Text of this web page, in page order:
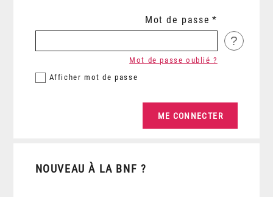
Mot de passe
?
Afficher mot de passe
Mot de passe oublié ?
NOUVEAU À LA BNF ?